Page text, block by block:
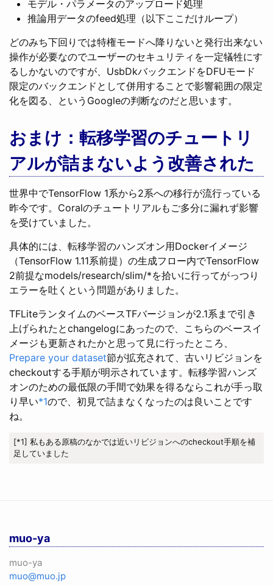
モデル・パラメータのアップロード処理
推論用データのfeed処理（以下ここだけループ）
どのみち下回りでは特権モードへ降りないと発行出来ない
操作が必要なのでユーザーのセキュリティを一定犠牲にす
るしかないのですが、UsbDkバックエンドをDFUモード
限定のバックエンドとして併用することで影響範囲の限定
化を図る、というGoogleの判断なのだと思います。
おまけ：転移学習のチュートリ
アルが詰まないよう改善された
世界中でTensorFlow 1系から2系への移行が流行っている
昨今です。Coralのチュートリアルもご多分に漏れず影響
を受けていました。
具体的には、転移学習のハンズオン用Dockerイメージ
（TensorFlow 1.11系前提）の生成フロー内でTensorFlow
2前提なmodels/research/slim/*を拾いに行ってがっつり
エラーを吐くという問題がありました。
TFLiteランタイムのベースTFバージョンが2.1系まで引き
上げられたとchangelogにあったので、こちらのベースイ
メージも更新されたかと思って見に行ったところ、
Prepare your dataset節が拡充されて、古いリビジョンを
checkoutする手順が明示されています。転移学習ハンズ
オンのための最低限の手間で効果を得るならこれが手っ取
り早い*1ので、初見で詰まなくなったのは良いことです
ね。
[*1] 私もある原稿のなかでは近いリビジョンへのcheckout手順を補
足していました
muo-ya
muo-ya
muo@muo.jp